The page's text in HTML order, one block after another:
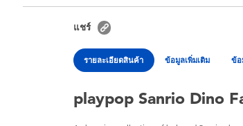
แชร์
รายละเอียดสินค้า ข้อมูลเพิ่มเติม ข้อ
playpop Sanrio Dino